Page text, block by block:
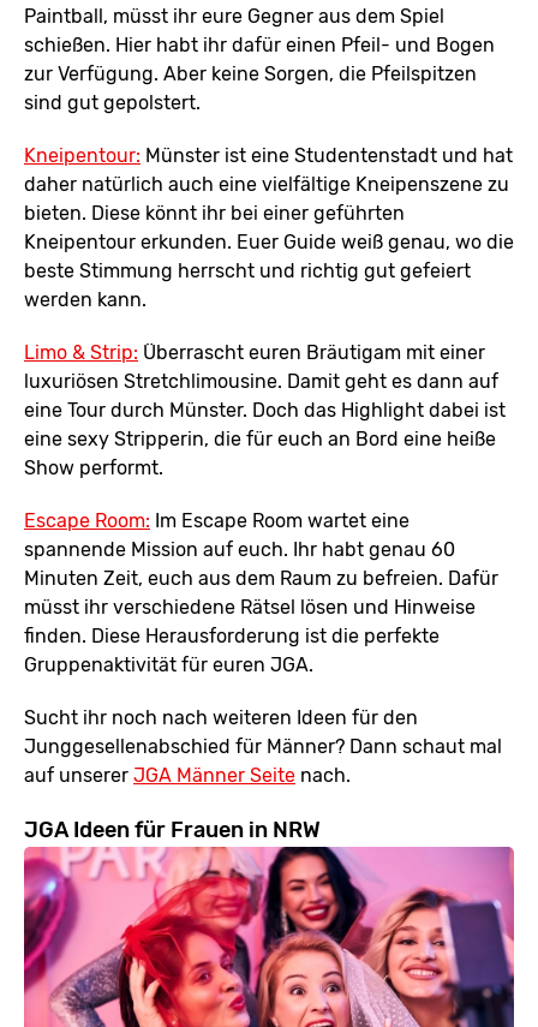
Paintball, müsst ihr eure Gegner aus dem Spiel
schießen. Hier habt ihr dafür einen Pfeil- und Bogen
zur Verfügung. Aber keine Sorgen, die Pfeilspitzen
sind gut gepolstert.
Kneipentour: Münster ist eine Studentenstadt und hat
daher natürlich auch eine vielfältige Kneipenszene zu
bieten. Diese könnt ihr bei einer geführten
Kneipentour erkunden. Euer Guide weiß genau, wo die
beste Stimmung herrscht und richtig gut gefeiert
werden kann.
Limo & Strip: Überrascht euren Bräutigam mit einer
luxuriösen Stretchlimousine. Damit geht es dann auf
eine Tour durch Münster. Doch das Highlight dabei ist
eine sexy Stripperin, die für euch an Bord eine heiße
Show performt.
Escape Room: Im Escape Room wartet eine
spannende Mission auf euch. Ihr habt genau 60
Minuten Zeit, euch aus dem Raum zu befreien. Dafür
müsst ihr verschiedene Rätsel lösen und Hinweise
finden. Diese Herausforderung ist die perfekte
Gruppenaktivität für euren JGA.
Sucht ihr noch nach weiteren Ideen für den
Junggesellenabschied für Männer? Dann schaut mal
auf unserer JGA Männer Seite nach.
JGA Ideen für Frauen in NRW